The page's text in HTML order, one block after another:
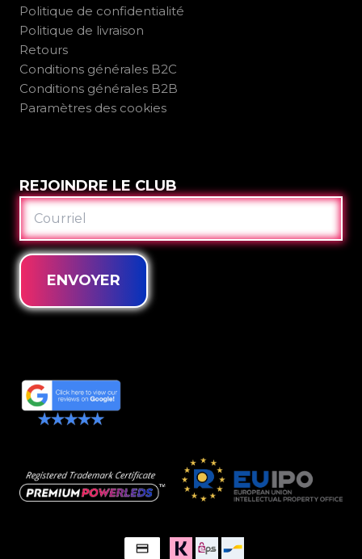
Politique de confidentialité
Politique de livraison
Retours
Conditions générales B2C
Conditions générales B2B
Paramètres des cookies
REJOINDRE LE CLUB
COURRIEL
ENVOYER